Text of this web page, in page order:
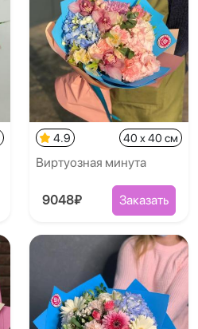
4.9 40 x 40 см
Виртуозная минута
9048₽ Заказать